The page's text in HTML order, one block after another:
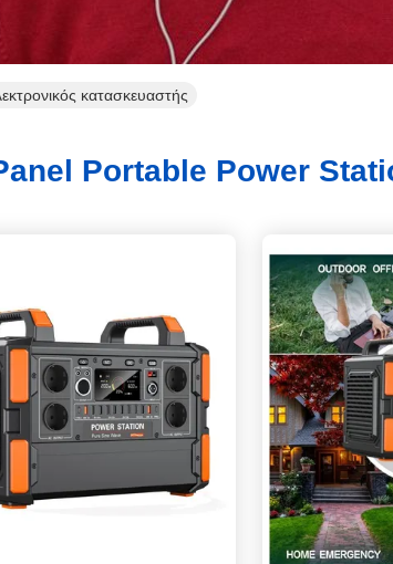
κατασκευαστής
Portable Power